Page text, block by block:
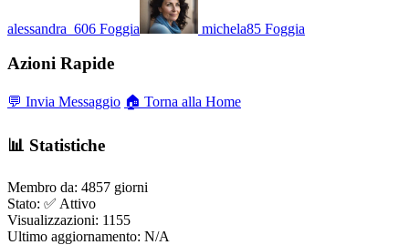
alessandra_606 Foggia michela85 Foggia
Azioni Rapide
💬 Invia Messaggio 🏠 Torna alla Home
📊 Statistiche
Membro da: 4857 giorni
Stato: ✅ Attivo
Visualizzazioni: 1155
Ultimo aggiornamento: N/A